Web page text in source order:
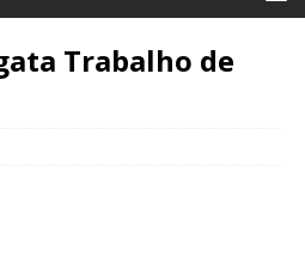
Trabalho de